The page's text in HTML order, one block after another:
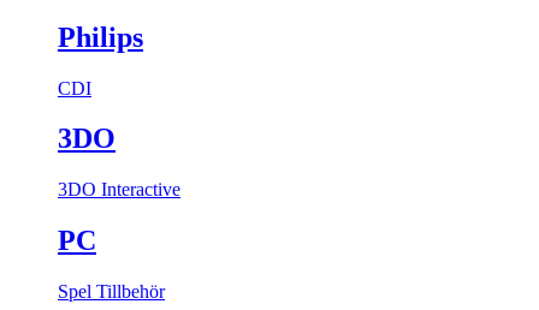
Philips
CDI
3DO
3DO Interactive
PC
Spel Tillbehör